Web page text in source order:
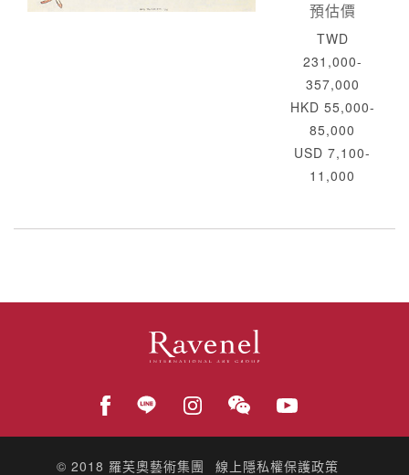
預估價
TWD
231,000-
357,000
HKD 55,000-
85,000
USD 7,100-
11,000
© 2018 羅芙奧藝術集團 線上隱私權保護政策